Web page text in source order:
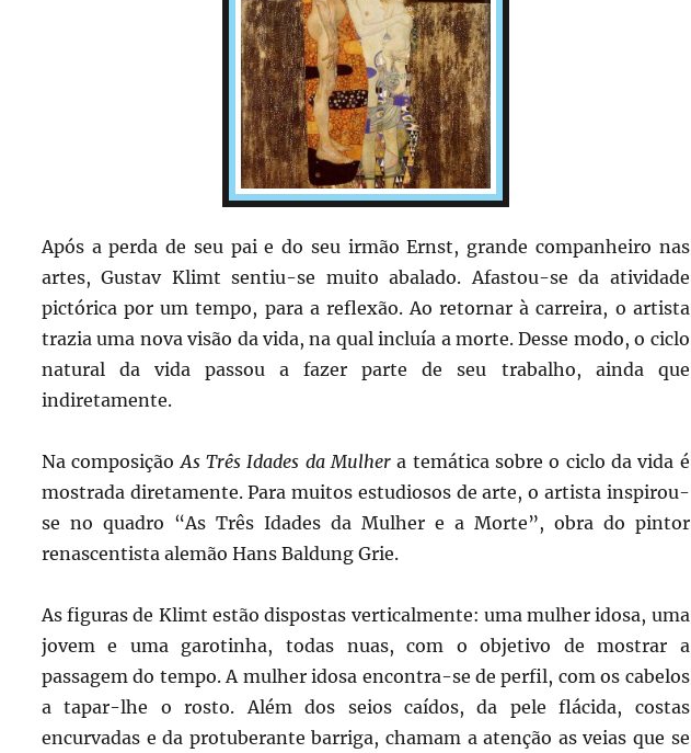
Após a perda de seu pai e do seu irmão Ernst, grande companheiro nas
artes, Gustav Klimt sentiu-se muito abalado. Afastou-se da atividade
pictórica por um tempo, para a reflexão. Ao retornar à carreira, o artista
trazia uma nova visão da vida, na qual incluía a morte. Desse modo, o ciclo
natural da vida passou a fazer parte de seu trabalho, ainda que
indiretamente.
Na composição As Três Idades da Mulhera temática sobre o ciclo da vida é
mostrada diretamente. Para muitos estudiosos de arte, o artista inspirou-
se no quadro “As Três Idades da Mulher e a Morte”, obra do pintor
renascentista alemão Hans Baldung Grie.
As figuras de Klimt estão dispostas verticalmente: uma mulher idosa, uma
jovem e uma garotinha, todas nuas, com o objetivo de mostrar a
passagem do tempo. A mulher idosa encontra-se de perfil, com os cabelos
a tapar-lhe o rosto. Além dos seios caídos, da pele flácida, costas
encurvadas e da protuberante barriga, chamam a atenção as veias que se